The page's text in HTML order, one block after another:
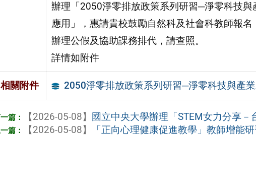
辦理「2050淨零排放政策系列研習─淨零科技與
應用」，惠請貴校鼓勵自然科及社會科教師報名
辦理公假及協助課務排代，請查照。
詳情如附件
相關附件 2050淨零排放政策系列研習─淨零科技與產
【2026-05-08】 國立中央大學辦理「STEM女力分享－
【2026-05-08】
「正向心理健康促進教學」教師增能研